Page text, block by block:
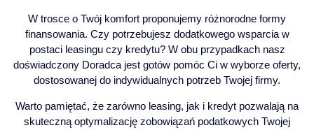
W trosce o Twój komfort proponujemy różnorodne formy
finansowania. Czy potrzebujesz dodatkowego wsparcia w
postaci leasingu czy kredytu? W obu przypadkach nasz
doświadczony Doradca jest gotów pomóc Ci w wyborze oferty,
dostosowanej do indywidualnych potrzeb Twojej firmy.
Warto pamiętać, że zarówno leasing, jak i kredyt pozwalają na
skuteczną optymalizację zobowiązań podatkowych Twojej